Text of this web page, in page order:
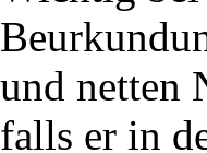
und netten
falls er in